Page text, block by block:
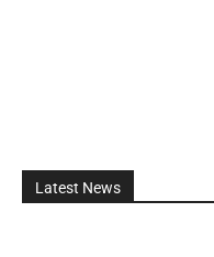
Latest News